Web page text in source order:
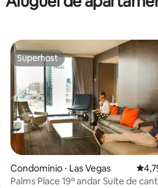
Superhost
Superhost
Condomínio ⋅ Las Vegas 4,79
Palms Place 19º andar Suíte de